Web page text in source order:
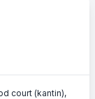
court (kantin),